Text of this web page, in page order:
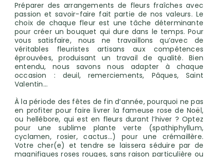
Préparer des arrangements de fleurs fraîches avec
passion et savoir-faire fait partie de nos valeurs. Le
choix de chaque fleur est une tâche déterminante
pour créer un bouquet qui dure dans le temps. Pour
vous satisfaire, nous ne travaillons qu’avec de
véritables fleuristes artisans aux compétences
éprouvées, produisant un travail de qualité. Bien
entendu, nous savons nous adapter à chaque
occasion : deuil, remerciements, Pâques, Saint
Valentin…
À la période des fêtes de fin d’année, pourquoi ne pas
en profiter pour faire livrer la fameuse rose de Noël,
ou hellébore, qui est en fleurs durant l’hiver ? Optez
pour une sublime plante verte (spathiphyllum,
cyclamen, rosier, cactus...) pour une crémaillère.
Votre cher(e) et tendre se laissera séduire par de
magnifiques roses rouges, sans raison particulière ou